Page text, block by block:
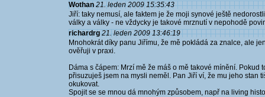
Wothan 21. leden 2009 15:35:43
Jiří: taky nemusí, ale faktem je že moji synové ještě
války a války - ne vždycky je takové mrznutí v nepohodě
richardrg 21. leden 2009 13:46:19
Mnohokrát díky panu Jiřímu, že mě pokládá za znalce, ale
ověřuji v praxi.
Dáma s čápem: Mrzí mě že máš o mě takové mínění. Pokud
přisuzuješ jsem na mysli neměl. Pan Jiří ví, že mu jeho stan
okukovat.
Spojit se se mnou dá mnohým způsobem, např na living